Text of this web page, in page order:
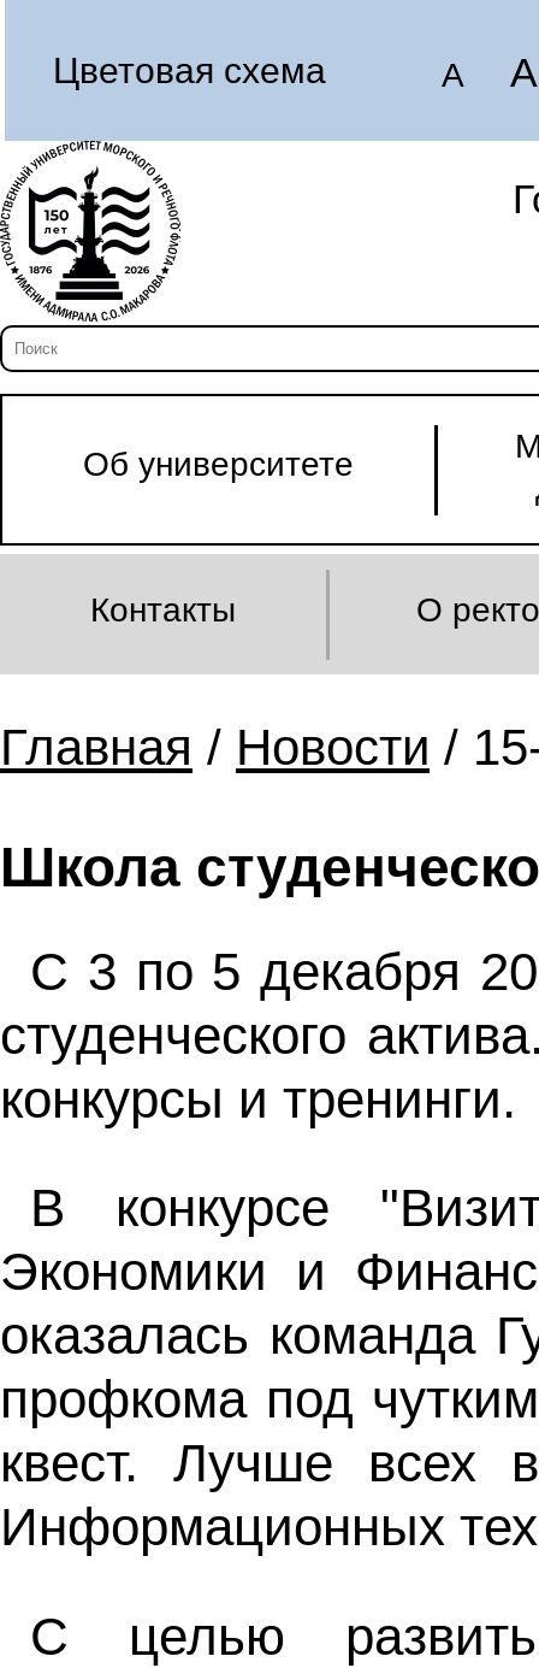
Цветовая схема A A
Об университете
Контакты О
Главная / Новости /
Школа
С 3 по 5 декабря
студенческого
конкурсы и тренинги.
В конкурсе
Экономики и
оказалась команда
профкома под
квест. Лучше всех
Информационных
С целью развить